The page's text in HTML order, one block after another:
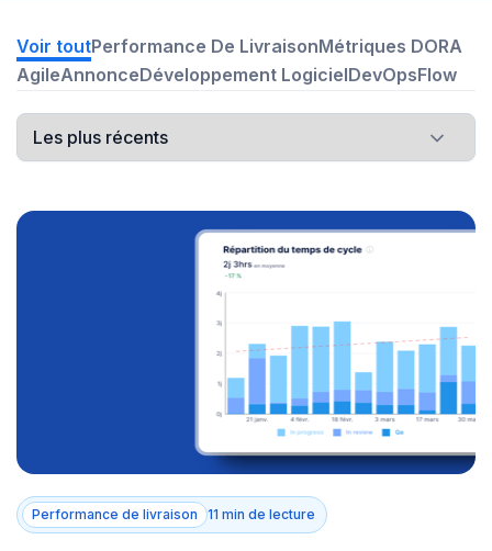
Voir toutPerformance De LivraisonMétriques DORA
AgileAnnonceDéveloppement LogicielDevOpsFlow
Performance de livraison 11 min de lecture